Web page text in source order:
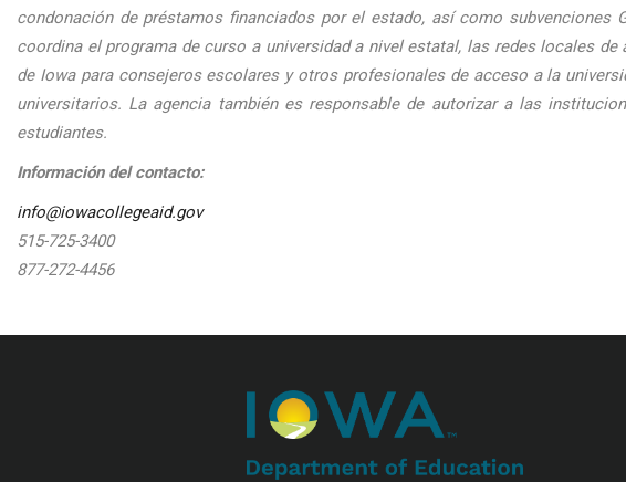
condonación de préstamos financiados por el estado, así como
coordina el programa de curso a universidad a nivel estatal, las redes locales
de Iowa para consejeros escolares y otros profesionales de acceso a la
universitarios. La agencia también es responsable de autorizar a las
estudiantes.
Información del contacto:
info@iowacollegeaid.gov
515-725-3400
877-272-4456